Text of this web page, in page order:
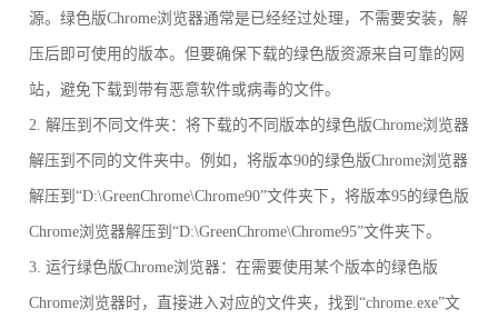
源。绿色版Chrome浏览器通常是已经经过处理，不需要安装，解
压后即可使用的版本。但要确保下载的绿色版资源来自可靠的网
站，避免下载到带有恶意软件或病毒的文件。
2. 解压到不同文件夹：将下载的不同版本的绿色版Chrome浏览器
解压到不同的文件夹中。例如，将版本90的绿色版Chrome浏览器
解压到“D:\GreenChrome\Chrome90”文件夹下，将版本95的绿色版
Chrome浏览器解压到“D:\GreenChrome\Chrome95”文件夹下。
3. 运行绿色版Chrome浏览器：在需要使用某个版本的绿色版
Chrome浏览器时，直接进入对应的文件夹，找到“chrome.exe”文